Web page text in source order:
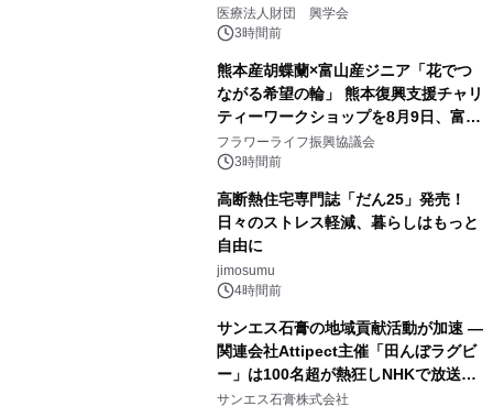
療計画」をテーマに専門監修
医療法人財団 興学会
3時間前
熊本産胡蝶蘭×富山産ジニア「花でつ
ながる希望の輪」 熊本復興支援チャリ
ティーワークショップを8月9日、富
山・射水で開催
フラワーライフ振興協議会
3時間前
高断熱住宅専門誌「だん25」発売！
日々のストレス軽減、暮らしはもっと
自由に
jimosumu
4時間前
サンエス石膏の地域貢献活動が加速 ―
関連会社Attipect主催「田んぼラグビ
ー」は100名超が熱狂しNHKで放送さ
れました。
サンエス石膏株式会社